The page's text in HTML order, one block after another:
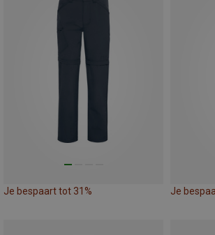
Je bespaart tot 31% Je